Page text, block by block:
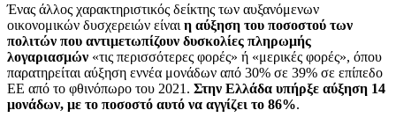
Ένας άλλος χαρακτηριστικός δείκτης των αυξανόμενων
οικονομικών δυσχερειών είναι η αύξηση του ποσοστού των
πολιτών που αντιμετωπίζουν δυσκολίες πληρωμής
λογαριασμών «τις περισσότερες φορές» ή «μερικές φορές», όπου
παρατηρείται αύξηση εννέα μονάδων από 30% σε 39% σε επίπεδο
ΕΕ από το φθινόπωρο του 2021. Στην Ελλάδα υπήρξε αύξηση 14
μονάδων, με το ποσοστό αυτό να αγγίζει το 86%.